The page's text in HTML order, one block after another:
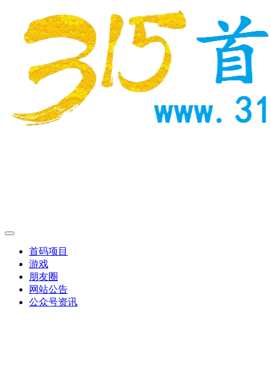
首码项目
游戏
朋友圈
网站公告
公众号资讯